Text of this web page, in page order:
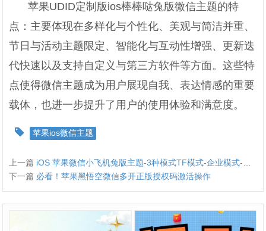
苹果UDID定制版ios棒棒哒兔版微信主题的特
点：主要体现在多样化与个性化、美观与简洁并重、
节日与活动主题限定、智能化与互动性增强、更新迭
代快速以及支持自定义与第三方软件等方面。这些特
点使得微信主题成为用户展现自我、表达情感的重要
载体，也进一步提升了用户的使用体验和满意度。
苹果ios微信主题
上一篇 iOS 苹果微信小飞机兔版主题-3种模式TF模式-企业模式-UDID定制模式
下一篇 必看！苹果黑悟空微信多开正版授权码激活操作​